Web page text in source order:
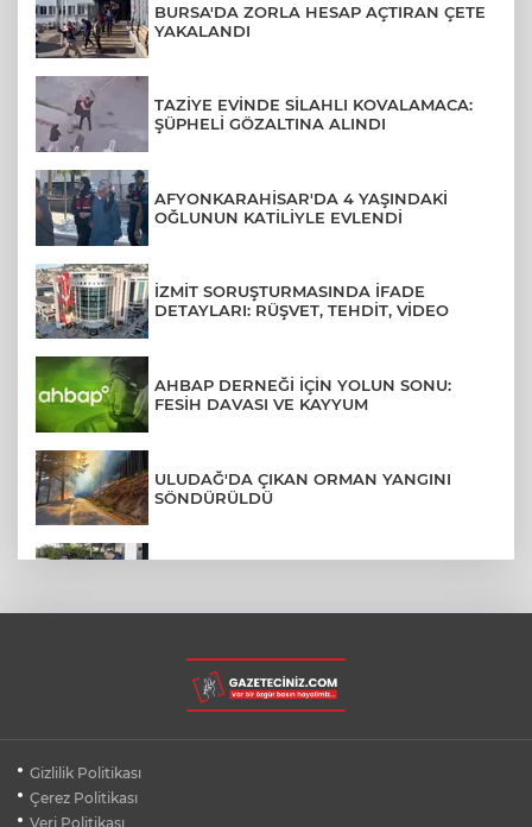
BURSA'DA ZORLA HESAP AÇTIRAN ÇETE
YAKALANDI
TAZİYE EVİNDE SİLAHLI KOVALAMACA:
ŞÜPHELİ GÖZALTINA ALINDI
AFYONKARAHİSAR'DA 4 YAŞINDAKİ
OĞLUNUN KATİLİYLE EVLENDİ
İZMİT SORUŞTURMASINDA İFADE
DETAYLARI: RÜŞVET, TEHDİT, VİDEO
AHBAP DERNEĞİ İÇİN YOLUN SONU:
FESİH DAVASI VE KAYYUM
ULUDAĞ'DA ÇIKAN ORMAN YANGINI
SÖNDÜRÜLDÜ
ASLI HÜNEL'DEN BURSA'DA
UNUTULMAZ KONSER
Gizlilik Politikası
Çerez Politikası
Veri Politikası